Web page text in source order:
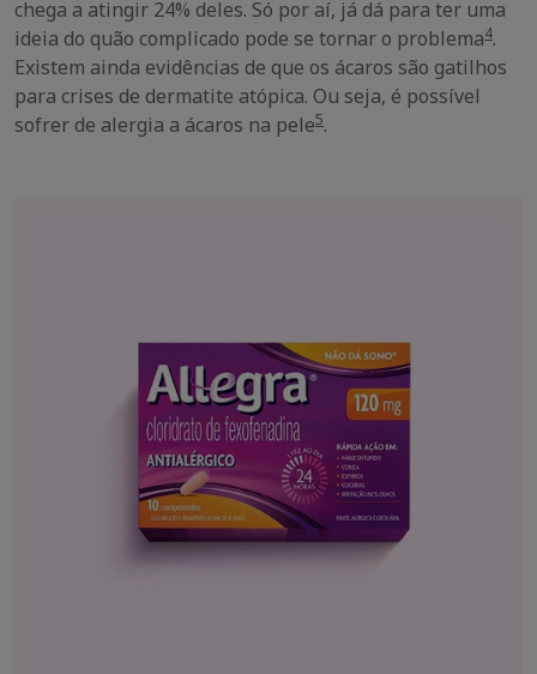
chega a atingir 24% deles. Só por aí, já dá para ter uma
ideia do quão complicado pode se tornar o problema4.
Existem ainda evidências de que os ácaros são gatilhos
para crises de dermatite atópica. Ou seja, é possível
sofrer de alergia a ácaros na pele5.
Allegra®120mg